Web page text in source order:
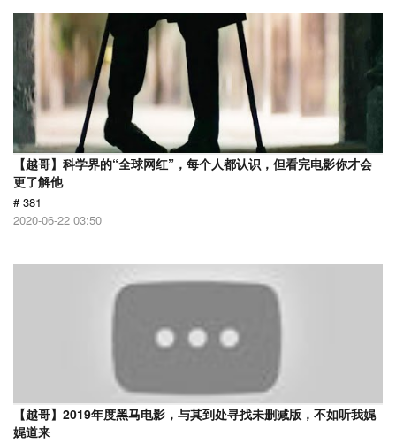
【越哥】科学界的“全球网红”，每个人都认识，但看完电影你才会
更了解他
# 381
2020-06-22 03:50
【越哥】2019年度黑马电影，与其到处寻找未删减版，不如听我娓
娓道来